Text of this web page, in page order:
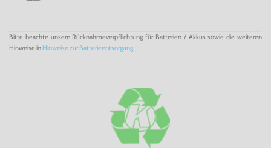
Bitte beachte unsere Rücknahmeverpflichtung für Batterien / Akkus sowie die weiteren
Hinweise in Hinweise zur Batterieentsorgung